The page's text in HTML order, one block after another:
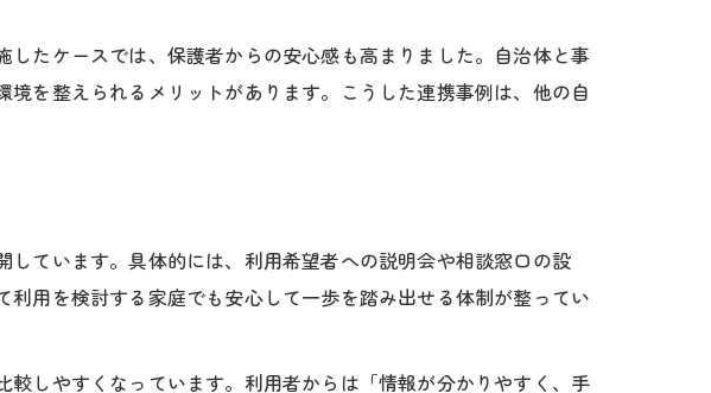
たケースでは、保護者からの安心感も高まりました。自治体と事
を整えられるメリットがあります。こうした連携事例は、他の自
ています。具体的には、利用希望者への説明会や相談窓口の設
用を検討する家庭でも安心して一歩を踏み出せる体制が整ってい
しやすくなっています。利用者からは「情報が分かりやすく、手